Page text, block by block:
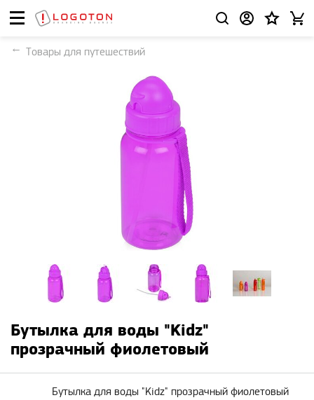
Товары для путешествий
Бутылка для воды "Kidz"
прозрачный фиолетовый
Бутылка для воды "Kidz" прозрачный фиолетовый